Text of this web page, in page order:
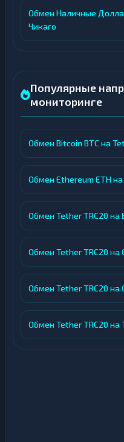
Обмен Наличные
Чикаго
Популярные
мониторинге
Обмен Bitcoin BTC на
Обмен Ethereum ETH на
Обмен Tether TRC20 на
Обмен Tether TRC20 на
Обмен Tether TRC20 на
Обмен Tether TRC20 на